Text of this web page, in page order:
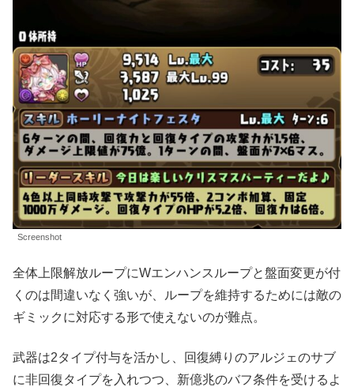
Screenshot
全体上限解放ループにWエンハンスループと盤面変更が付
くのは間違いなく強いが、ループを維持するためには敵の
ギミックに対応する形で使えないのが難点。
武器は2タイプ付与を活かし、回復縛りのアルジェのサブ
に非回復タイプを入れつつ、新億兆のバフ条件を受けるよ